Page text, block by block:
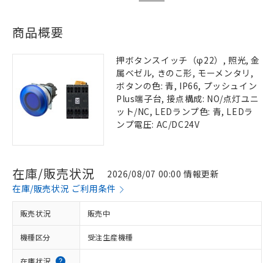
商品概要
押ボタンスイッチ（φ22）, 照光, 金
属ベゼル, きのこ形, モーメンタリ,
ボタンの色: 青, IP66, プッシュイン
Plus端子台, 接点構成: NO/点灯ユニ
ット/NC, LEDランプ色: 青, LEDラ
ンプ電圧: AC/DC24V
在庫/販売状況
2026/08/07 00:00 情報更新
在庫/販売状況 ご利用条件
販売状況 販売中
機種区分 受注生産機種
在庫状況